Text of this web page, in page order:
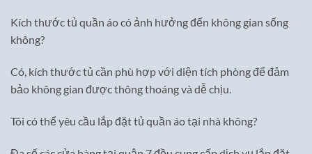
Kích thước tủ quần áo có ảnh hưởng đến không gian sống
không?
Có, kích thước tủ cần phù hợp với diện tích phòng để đảm
bảo không gian được thông thoáng và dễ chịu.
Tôi có thể yêu cầu lắp đặt tủ quần áo tại nhà không?